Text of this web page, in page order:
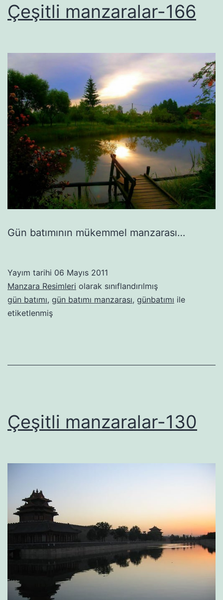
Çeşitli manzaralar-166
Gün batımının mükemmel manzarası…
Yayım tarihi 06 Mayıs 2011
Manzara Resimleri olarak sınıflandırılmış
gün batımı, gün batımı manzarası, günbatımı ile
etiketlenmiş
Çeşitli manzaralar-130